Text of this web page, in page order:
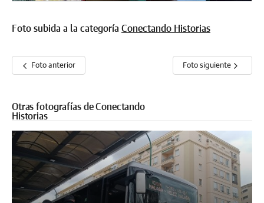
Foto subida a la categoría Conectando Historias
Foto anterior Foto siguiente
Otras fotografías de Conectando
Historias